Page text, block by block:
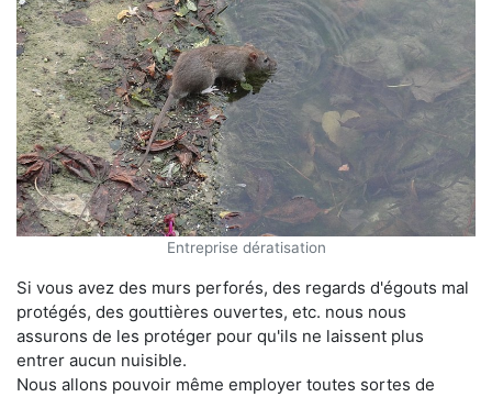
Entreprise dératisation
Si vous avez des murs perforés, des regards d'égouts mal
protégés, des gouttières ouvertes, etc. nous nous
assurons de les protéger pour qu'ils ne laissent plus
entrer aucun nuisible.
Nous allons pouvoir même employer toutes sortes de